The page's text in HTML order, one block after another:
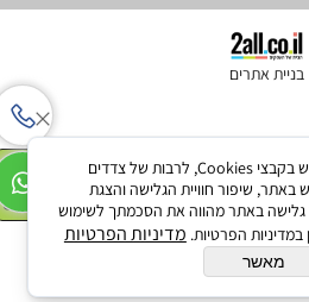
להזמנת ביובית
052-3060344
בניית אתרים
לידיעתך, באתרנו נעשה שימוש בקבצי Cookies, לרבות של צדדים
באתר, שיפור חוויית הגלישה והצגת
באתר מהווה את הסכמתך לשימוש
במדיניות הפרטיות. מדיניות הפרטיות
מאשר